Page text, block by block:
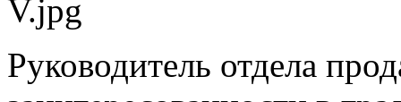
Руководитель отдела